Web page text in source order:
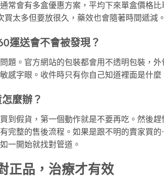
常會有多盒優惠方案，平均下來單盒價格
買太多但要放很久，藥效也會隨著時間遞減
運送會不會被發現？
題。官方網站的包裝都會用不透明包裝，
感字眼。收件時只有你自己知道裡面是什
麼辦？
到假貨，第一個動作就是不要再吃。然後
完整的售後流程。如果是跟不明的賣家買
一開始就找對管道。
正品，治療才有效